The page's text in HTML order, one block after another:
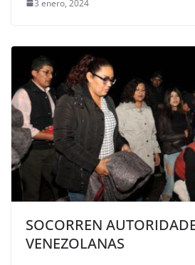
3 enero, 2024
SOCORREN
VENEZOLANAS